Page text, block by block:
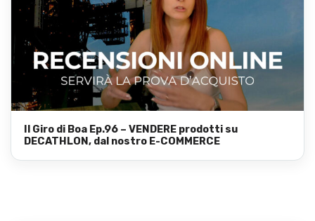
Il Giro di Boa Ep.96 – VENDERE prodotti su
DECATHLON, dal nostro E-COMMERCE